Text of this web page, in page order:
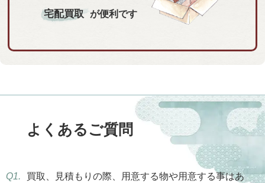
宅配買取 が便利です
よくあるご質問
Q1.
買取、見積もりの際、用意する物や用意する事はあ